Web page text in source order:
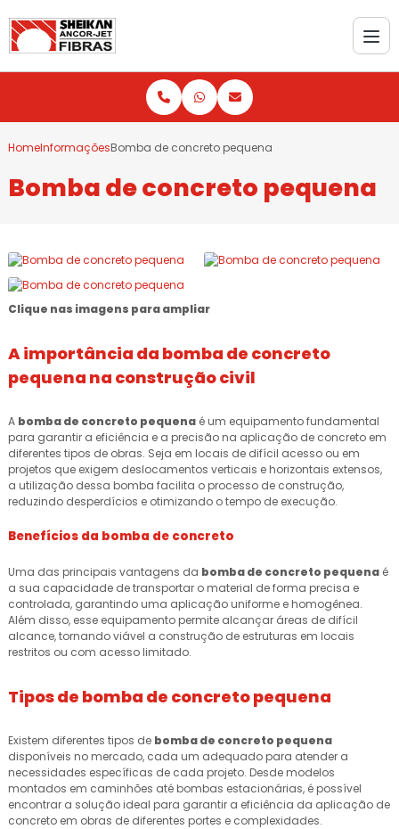
HomeInformaçõesBomba de concreto pequena
Bomba de concreto pequena
Clique nas imagens para ampliar
A importância da bomba de concreto
pequena na construção civil
A bomba de concreto pequena é um equipamento fundamental
para garantir a eficiência e a precisão na aplicação de concreto em
diferentes tipos de obras. Seja em locais de difícil acesso ou em
projetos que exigem deslocamentos verticais e horizontais extensos,
a utilização dessa bomba facilita o processo de construção,
reduzindo desperdícios e otimizando o tempo de execução.
Benefícios da bomba de concreto
Uma das principais vantagens da bomba de concreto pequena é
a sua capacidade de transportar o material de forma precisa e
controlada, garantindo uma aplicação uniforme e homogênea.
Além disso, esse equipamento permite alcançar áreas de difícil
alcance, tornando viável a construção de estruturas em locais
restritos ou com acesso limitado.
Tipos de bomba de concreto pequena
Existem diferentes tipos de bomba de concreto pequena
disponíveis no mercado, cada um adequado para atender a
necessidades específicas de cada projeto. Desde modelos
montados em caminhões até bombas estacionárias, é possível
encontrar a solução ideal para garantir a eficiência da aplicação de
concreto em obras de diferentes portes e complexidades.